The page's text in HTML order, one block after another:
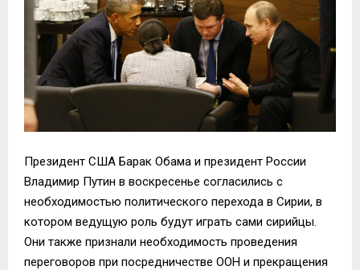
Президент США Барак Обама и президент России
Владимир Путин в воскресенье согласились с
необходимостью политического перехода в Сирии, в
котором ведущую роль будут играть сами сирийцы.
Они также признали необходимость проведения
переговоров при посредничестве ООН и прекращения